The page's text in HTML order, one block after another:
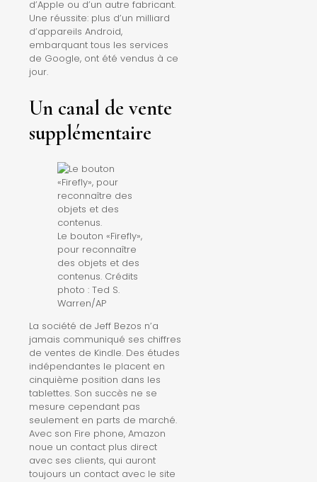
d’Apple ou d’un autre fabricant.
Une réussite: plus d’un milliard
d’appareils Android,
embarquant tous les services
de Google, ont été vendus à ce
jour.
Un canal de vente
supplémentaire
Le bouton «Firefly»,
pour reconnaître
des objets et des
contenus. Crédits
photo : Ted S.
Warren/AP
La société de Jeff Bezos n’a
jamais communiqué ses chiffres
de ventes de Kindle. Des études
indépendantes le placent en
cinquième position dans les
tablettes. Son succès ne se
mesure cependant pas
seulement en parts de marché.
Avec son Fire phone, Amazon
noue un contact plus direct
avec ses clients, qui auront
toujours un contact avec le site